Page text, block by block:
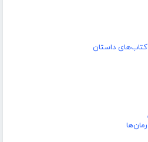
کتاب‌های داستان